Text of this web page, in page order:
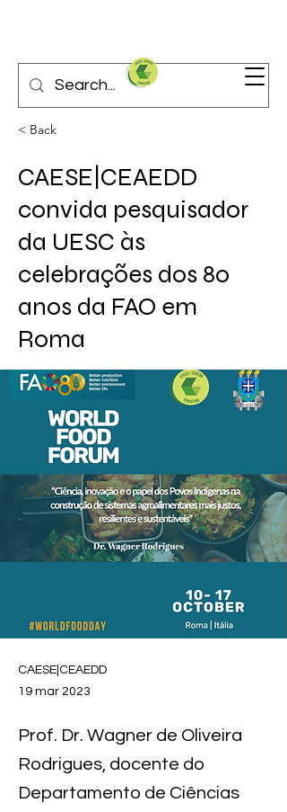
< Back
CAESE|CEAEDD
convida pesquisador
da UESC às
celebrações dos 80
anos da FAO em
Roma
CAESE|CEAEDD
19 mar 2023
Prof. Dr. Wagner de Oliveira
Rodrigues, docente do
Departamento de Ciências